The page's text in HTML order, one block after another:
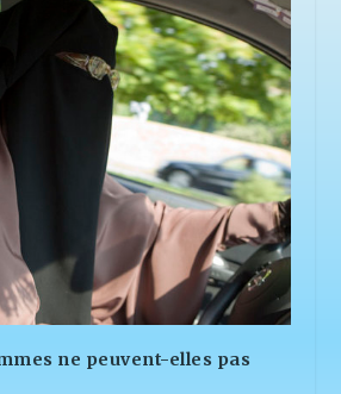
ne peuvent-elles pas